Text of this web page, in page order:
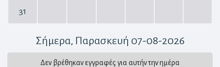
31
Σήμερα, Παρασκευή 07-08-2026
Δεν βρέθηκαν εγγραφές για αυτήν την ημέρα